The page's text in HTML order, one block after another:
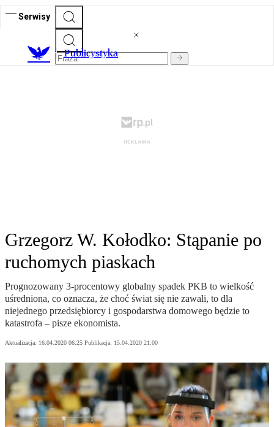
Serwisy
Publicystyka
Grzegorz W. Kołodko: Stąpanie po
ruchomych piaskach
Prognozowany 3-procentowy globalny spadek PKB to wielkość
uśredniona, co oznacza, że choć świat się nie zawali, to dla
niejednego przedsiębiorcy i gospodarstwa domowego będzie to
katastrofa – pisze ekonomista.
Aktualizacja: 16.04.2020 06:25 Publikacja: 15.04.2020 21:00